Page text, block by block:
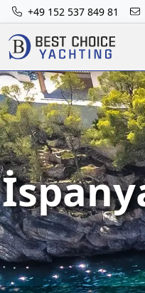
+49 152 537 849 81